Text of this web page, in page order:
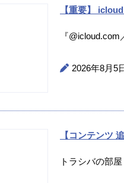
【重要】
『
2026年8月5
【コンテンツ
トラシバの部